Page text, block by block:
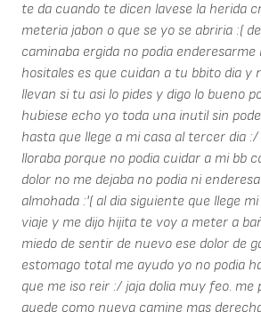
te da cuando te dicen lavese la herida
meteria jabon o que se yo se abriria :(
caminaba ergida no podia enderesarme
hositales es que cuidan a tu bbito dia y
llevan si tu asi lo pides y digo lo bueno
hubiese echo yo toda una inutil sin
hasta que llege a mi casa al tercer dia
lloraba porque no podia cuidar a mi bb
dolor no me dejaba no podia ni
almohada :'( al dia siguiente que llege
viaje y me dijo hijita te voy a meter a
miedo de sentir de nuevo ese dolor de
estomago total me ayudo yo no podia
que me iso reir :/ jaja dolia muy feo. me
quede como nueva camine mas